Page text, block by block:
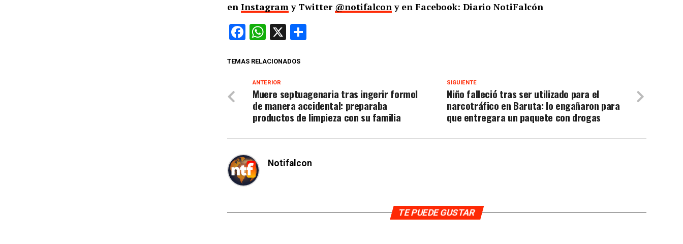
en Instagramy Twitter @notifalcony en Facebook: Diario NotiFalcón
Facebook
WhatsApp
X
TEMAS RELACIONADOS
SIGUIENTE
Niño falleció tras ser utilizado para el
narcotráfico en Baruta: lo engañaron para
que entregara un paquete con drogas
ANTERIOR
Muere septuagenaria tras ingerir formol
de manera accidental: preparaba
productos de limpieza con su familia
Notifalcon
TE PUEDE GUSTAR